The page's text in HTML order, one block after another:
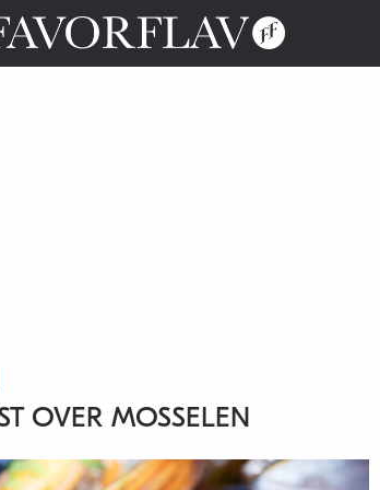
OVER MOSSELEN